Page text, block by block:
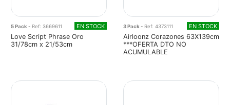
5 Pack- Ref: 3669611 EN STOCK
Love Script Phrase Oro
31/78cm x 21/53cm
3 Pack- Ref: 4373111 EN STOCK
Airloonz Corazones 63X139cm
***OFERTA DTO NO
ACUMULABLE